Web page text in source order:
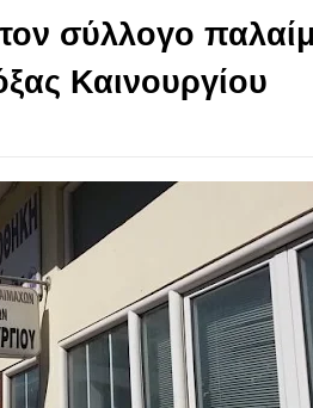
σύλλογο
Καινουργίου